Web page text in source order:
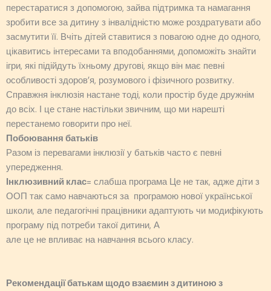
перестаратися з допомогою, зайва підтримка та намагання
зробити все за дитину з інвалідністю може роздратувати або
засмутити її. Вчіть дітей ставитися з повагою одне до одного,
цікавитись інтересами та вподобаннями, допоможіть знайти
ігри, які підійдуть їхньому другові, якщо він має певні
особливості здоров’я, розумового і фізичного розвитку.
Справжня інклюзія настане тоді, коли простір буде дружнім
до всіх. І це стане настільки звичним, що ми нарешті
перестанемо говорити про неї.
Побоювання батьків
Разом із перевагами інклюзії у батьків часто є певні
упередження.
Інклюзивний клас= слабша програма Це не так, адже діти з
ООП так само навчаються за програмою нової української
школи, але педагогічні працівники адаптують чи модифікують
програму під потреби такої дитини, А
але це не впливає на навчання всього класу.
Рекомендації батькам щодо взаємин з дитиною з